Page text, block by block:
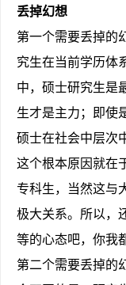
丢掉幻想
第一个需要丢掉的
究生在当前学历体
中，硕士研究生是
生才是主力；即使
硕士在社会中层次
这个根本原因就在
专科生，当然这与
极大关系。所以，
等的心态吧，你我
第二个需要丢掉的